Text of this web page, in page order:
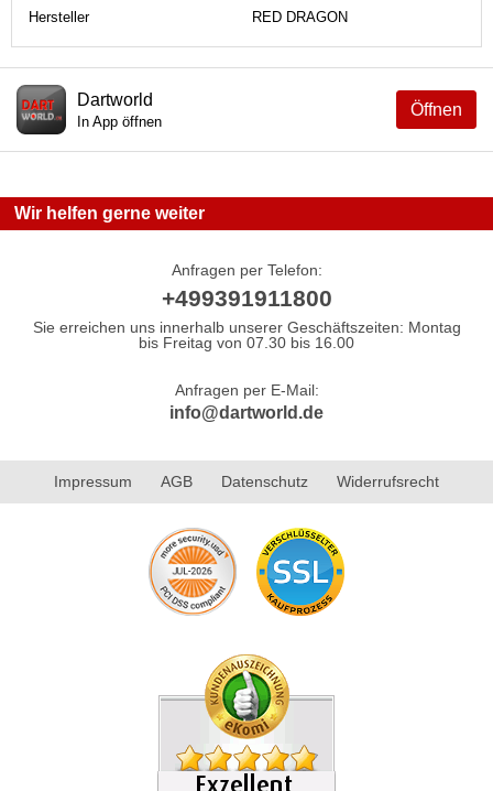
Hersteller
RED DRAGON
Öffnen
Dartworld
In App öffnen
Wir helfen gerne weiter
Anfragen per Telefon:
+499391911800
Sie erreichen uns innerhalb unserer Geschäftszeiten: Montag
bis Freitag von 07.30 bis 16.00
Anfragen per E-Mail:
info@dartworld.de
Impressum AGB Datenschutz Widerrufsrecht